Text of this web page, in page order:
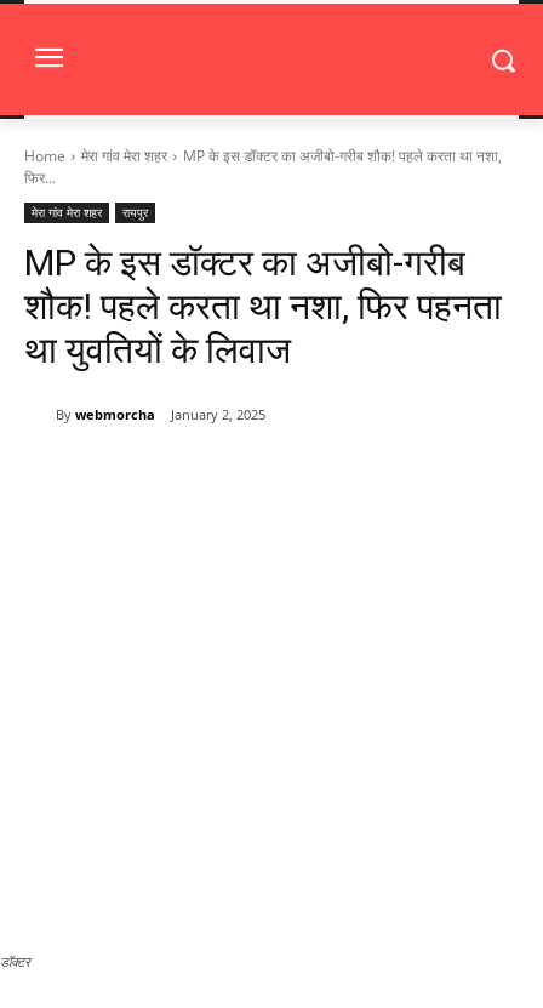
Home मेरा गांव मेरा शहर
MP के इस डॉक्टर का अजीबो-गरीब शौक! पहले करता था नशा,
फिर...
मेरा गांव मेरा शहर रायपुर
MP के इस डॉक्टर का अजीबो-गरीब
शौक! पहले करता था नशा, फिर पहनता
था युवतियों के लिवाज
By webmorcha January 2, 2025
डॉक्टर